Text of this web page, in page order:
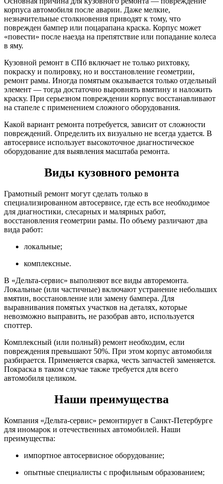
корпуса автомобиля после аварии. Даже мелкие,
незначительные столкновения приводят к тому, что
поврежден бампер или поцарапана краска. Корпус может
«повести» после наезда на препятствие или попадание колеса
в яму.
Кузовной ремонт в СПб включает не только рихтовку,
покраску и полировку, но и восстановление геометрии,
ремонт рамы. Иногда помятым оказывается только отдельный
элемент — тогда достаточно выровнять вмятину и наложить
краску. При серьезном повреждении корпус восстанавливают
на стапеле с применением сложного оборудования.
Какой вариант ремонта потребуется, зависит от сложности
повреждений. Определить их визуально не всегда удается. В
автосервисе использует высокоточное диагностическое
оборудование для выявления масштаба ремонта.
Виды кузовного ремонта
Грамотный ремонт могут сделать только в
специализированном автосервисе, где есть все необходимое
для диагностики, слесарных и малярных работ,
восстановления геометрии рамы. По объему различают два
вида работ:
локальные;
комплексные.
В «Дельта-сервис» выполняют все виды авторемонта.
Локальные (или частичные) включают устранение небольших
вмятин, восстановление или замену бампера. Для
выравнивания помятых участков на деталях, которые
невозможно выправить, не разобрав авто, используется
споттер.
Комплексный (или полный) ремонт необходим, если
повреждения превышают 50%. При этом корпус автомобиля
разбирается. Применяется сварка, честь запчастей заменяется.
Покраска в таком случае также требуется для всего
автомобиля целиком.
Наши преимущества
Компания «Дельта-сервис» ремонтирует в Санкт-Петербурге
для иномарок и отечественных автомобилей. Наши
преимущества:
импортное автосервисное оборудование;
опытные специалисты с профильным образованием;